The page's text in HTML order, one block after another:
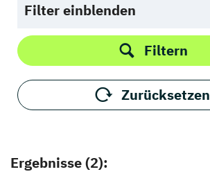
Filter einblenden
Filtern
Zurücksetzen
Ergebnisse (2):